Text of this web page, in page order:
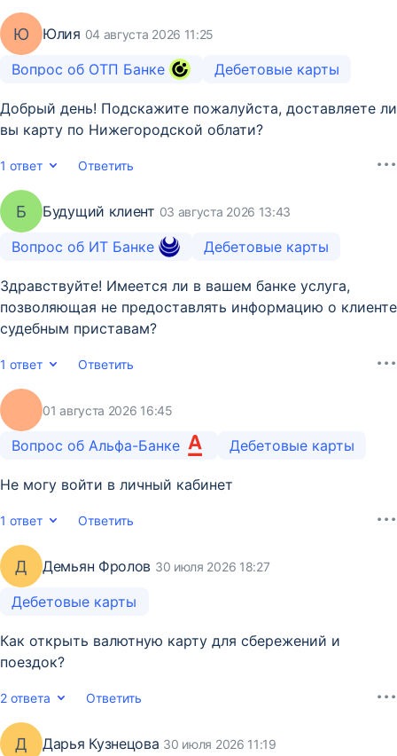
Ю Юлия 04 августа 2026 11:25
Вопрос об ОТП Банке Дебетовые карты
Добрый день! Подскажите пожалуйста, доставляете ли
вы карту по Нижегородской облати?
1 ответ Ответить
Б Будущий клиент 03 августа 2026 13:43
Вопрос об ИТ Банке Дебетовые карты
Здравствуйте! Имеется ли в вашем банке услуга,
позволяющая не предоставлять информацию о клиенте
судебным приставам?
1 ответ Ответить
01 августа 2026 16:45
Вопрос об Альфа-Банке Дебетовые карты
Не могу войти в личный кабинет
1 ответ Ответить
Д Демьян Фролов 30 июля 2026 18:27
Дебетовые карты
Как открыть валютную карту для сбережений и
поездок?
2 ответа Ответить
Д Дарья Кузнецова 30 июля 2026 11:19